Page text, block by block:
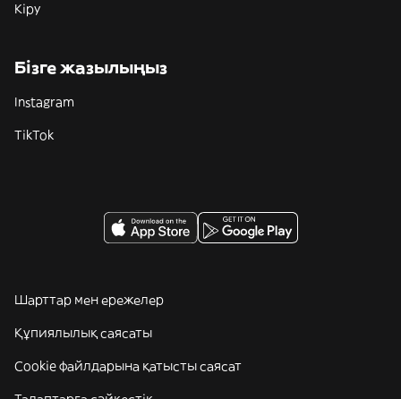
Кіру
Бізге жазылыңыз
Instagram
TikTok
Шарттар мен ережелер
Құпиялылық саясаты
Cookie файлдарына қатысты саясат